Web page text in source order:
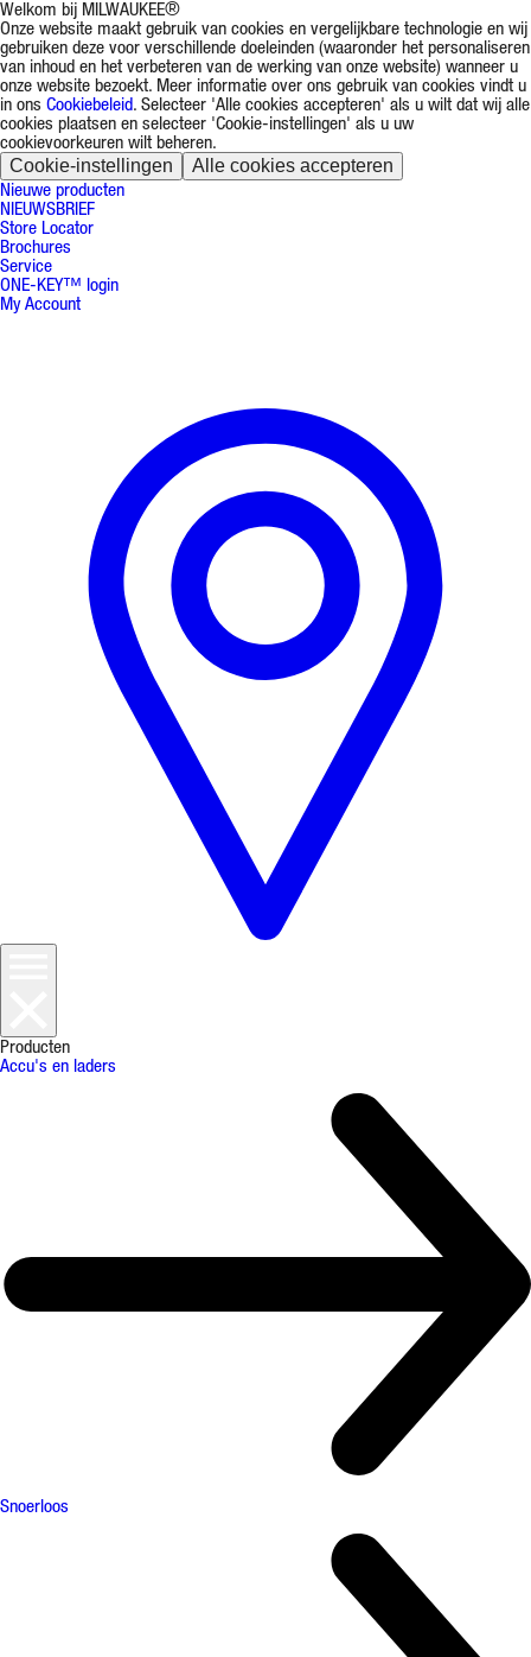
Welkom bij MILWAUKEE®
Onze website maakt gebruik van cookies en vergelijkbare technologie en wij
gebruiken deze voor verschillende doeleinden (waaronder het personaliseren
van inhoud en het verbeteren van de werking van onze website) wanneer u
onze website bezoekt. Meer informatie over ons gebruik van cookies vindt u
in ons Cookiebeleid. Selecteer 'Alle cookies accepteren' als u wilt dat wij alle
cookies plaatsen en selecteer 'Cookie-instellingen' als u uw
cookievoorkeuren wilt beheren.
Cookie-instellingen Alle cookies accepteren
Nieuwe producten
NIEUWSBRIEF
Store Locator
Brochures
Service
ONE-KEY™ login
My Account
Producten
Accu's en laders
Snoerloos